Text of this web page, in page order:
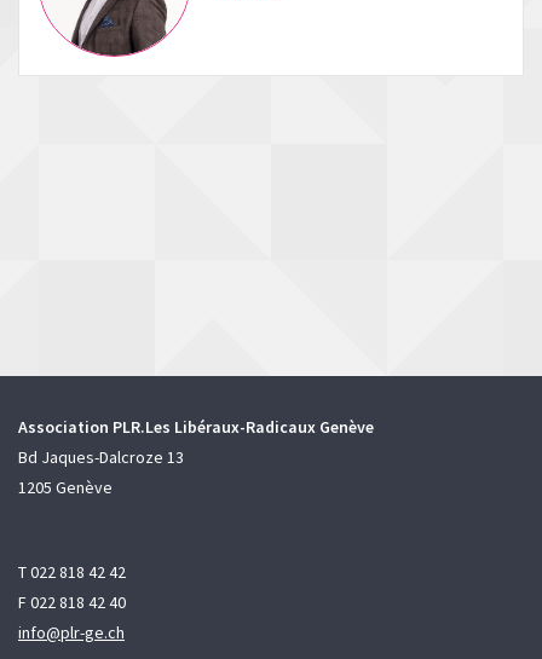
Association PLR.Les Libéraux-Radicaux Genève
Bd Jaques-Dalcroze 13
1205 Genève
T 022 818 42 42
F 022 818 42 40
info@plr-ge.ch